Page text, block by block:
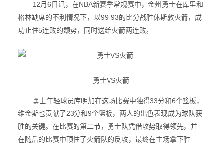
12月6日讯，在NBA新赛季常规赛中，金州勇士在库里和
格林缺席的不利情况下，以99-93的比分战胜休斯敦火箭，成
功止住5连败的颓势，同时送给火箭两连败。
勇士VS火箭
勇士年轻球员库明加在这场比赛中独得33分和6个篮板，
维金斯也贡献了23分和9个篮板，两人的出色表现成为球队获
胜的关键。在比赛的第二节，勇士队凭借攻势取得领先，并
在随后的比赛中顶住了火箭队的反攻，最终在主场拿下胜